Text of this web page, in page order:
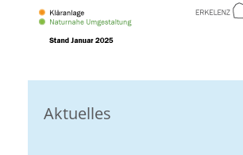
Aktuelles